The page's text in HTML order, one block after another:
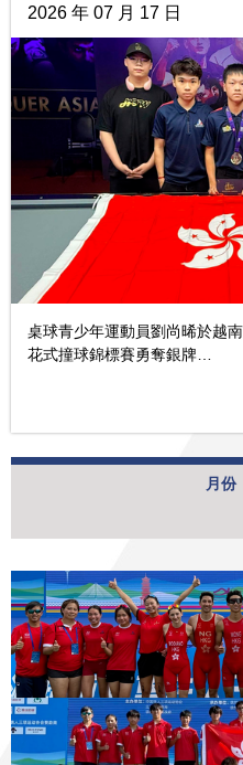
2026 年 07 月 17 日
桌球青少年運動員劉尚晞於越
花式撞球錦標賽勇奪銀牌…
月份